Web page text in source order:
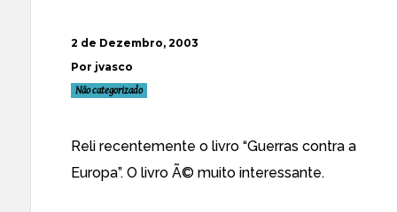
2 de Dezembro, 2003
Por jvasco
Não categorizado
Reli recentemente o livro “Guerras contra a
Europa”. O livro Ã© muito interessante.